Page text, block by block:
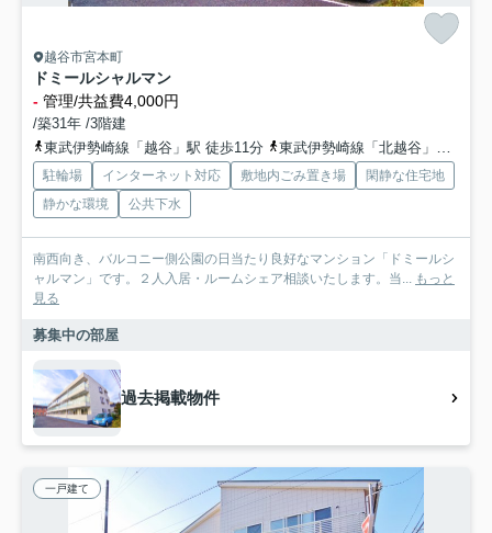
越谷市宮本町
ドミールシャルマン
- 管理/共益費4,000円
/築31年 /3階建
東武伊勢崎線「越谷」駅 徒歩11分
東武伊勢崎線「北越谷」駅 徒歩24分
駐輪場 インターネット対応 敷地内ごみ置き場
閑静な住宅地
静かな環境
公共下水
南西向き、バルコニー側公園の日当たり良好なマンション「ドミールシ
ャルマン」です。２人入居・ルームシェア相談いたします。当... もっと
見る
募集中の部屋
過去掲載物件
一戸建て